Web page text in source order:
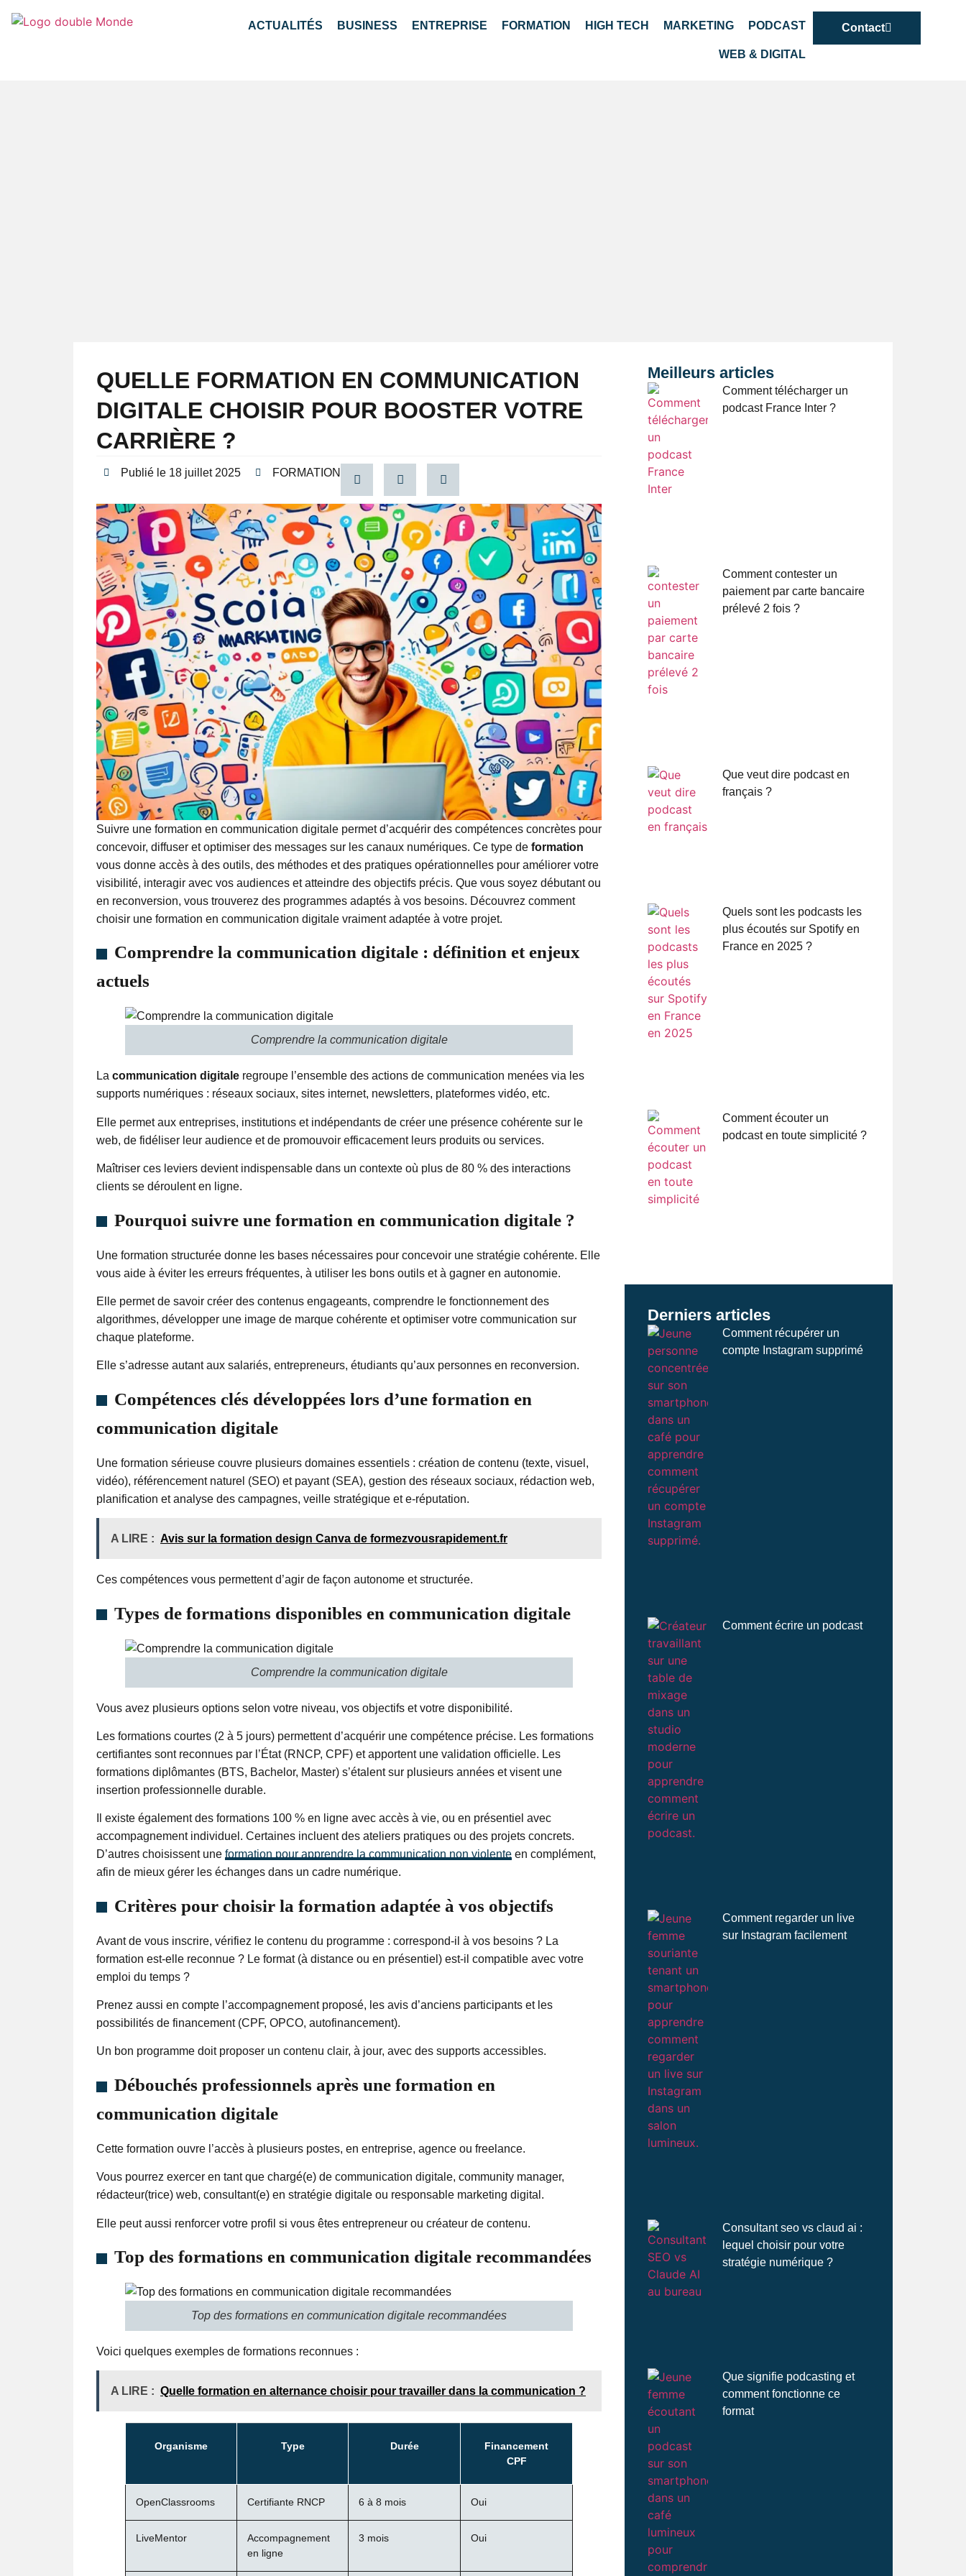
ACTUALITÉS BUSINESS ENTREPRISE FORMATION HIGH TECH MARKETING PODCAST
WEB & DIGITAL
Contact
QUELLE FORMATION EN COMMUNICATION
DIGITALE CHOISIR POUR BOOSTER VOTRE
CARRIÈRE ?
Publié le 18 juillet 2025 FORMATION
Suivre une formation en communication digitale permet d’acquérir des compétences concrètes pour
concevoir, diffuser et optimiser des messages sur les canaux numériques. Ce type de formation
vous donne accès à des outils, des méthodes et des pratiques opérationnelles pour améliorer votre
visibilité, interagir avec vos audiences et atteindre des objectifs précis. Que vous soyez débutant ou
en reconversion, vous trouverez des programmes adaptés à vos besoins. Découvrez comment
choisir une formation en communication digitale vraiment adaptée à votre projet.
Comprendre la communication digitale : définition et enjeux
actuels
Comprendre la communication digitale
La communication digitale regroupe l’ensemble des actions de communication menées via les
supports numériques : réseaux sociaux, sites internet, newsletters, plateformes vidéo, etc.
Elle permet aux entreprises, institutions et indépendants de créer une présence cohérente sur le
web, de fidéliser leur audience et de promouvoir efficacement leurs produits ou services.
Maîtriser ces leviers devient indispensable dans un contexte où plus de 80 % des interactions
clients se déroulent en ligne.
Pourquoi suivre une formation en communication digitale ?
Une formation structurée donne les bases nécessaires pour concevoir une stratégie cohérente. Elle
vous aide à éviter les erreurs fréquentes, à utiliser les bons outils et à gagner en autonomie.
Elle permet de savoir créer des contenus engageants, comprendre le fonctionnement des
algorithmes, développer une image de marque cohérente et optimiser votre communication sur
chaque plateforme.
Elle s’adresse autant aux salariés, entrepreneurs, étudiants qu’aux personnes en reconversion.
Compétences clés développées lors d’une formation en
communication digitale
Une formation sérieuse couvre plusieurs domaines essentiels : création de contenu (texte, visuel,
vidéo), référencement naturel (SEO) et payant (SEA), gestion des réseaux sociaux, rédaction web,
planification et analyse des campagnes, veille stratégique et e-réputation.
A LIRE : Avis sur la formation design Canva de formezvousrapidement.fr
Ces compétences vous permettent d’agir de façon autonome et structurée.
Types de formations disponibles en communication digitale
Comprendre la communication digitale
Vous avez plusieurs options selon votre niveau, vos objectifs et votre disponibilité.
Les formations courtes (2 à 5 jours) permettent d’acquérir une compétence précise. Les formations
certifiantes sont reconnues par l’État (RNCP, CPF) et apportent une validation officielle. Les
formations diplômantes (BTS, Bachelor, Master) s’étalent sur plusieurs années et visent une
insertion professionnelle durable.
Il existe également des formations 100 % en ligne avec accès à vie, ou en présentiel avec
accompagnement individuel. Certaines incluent des ateliers pratiques ou des projets concrets.
D’autres choisissent une formation pour apprendre la communication non violente en complément,
afin de mieux gérer les échanges dans un cadre numérique.
Critères pour choisir la formation adaptée à vos objectifs
Avant de vous inscrire, vérifiez le contenu du programme : correspond-il à vos besoins ? La
formation est-elle reconnue ? Le format (à distance ou en présentiel) est-il compatible avec votre
emploi du temps ?
Prenez aussi en compte l’accompagnement proposé, les avis d’anciens participants et les
possibilités de financement (CPF, OPCO, autofinancement).
Un bon programme doit proposer un contenu clair, à jour, avec des supports accessibles.
Débouchés professionnels après une formation en
communication digitale
Cette formation ouvre l’accès à plusieurs postes, en entreprise, agence ou freelance.
Vous pourrez exercer en tant que chargé(e) de communication digitale, community manager,
rédacteur(trice) web, consultant(e) en stratégie digitale ou responsable marketing digital.
Elle peut aussi renforcer votre profil si vous êtes entrepreneur ou créateur de contenu.
Top des formations en communication digitale recommandées
Top des formations en communication digitale recommandées
Voici quelques exemples de formations reconnues :
A LIRE : Quelle formation en alternance choisir pour travailler dans la communication ?
Organisme Type Durée
Financement
CPF
OpenClassrooms Certifiante RNCP 6 à 8 mois Oui
LiveMentor
Accompagnement
en ligne
3 mois Oui
Meilleurs articles
Comment télécharger un
podcast France Inter ?
Comment contester un
paiement par carte bancaire
prélevé 2 fois ?
Que veut dire podcast en
français ?
Quels sont les podcasts les
plus écoutés sur Spotify en
France en 2025 ?
Comment écouter un
podcast en toute simplicité ?
Derniers articles
Comment récupérer un
compte Instagram supprimé
Comment écrire un podcast
Comment regarder un live
sur Instagram facilement
Consultant seo vs claud ai :
lequel choisir pour votre
stratégie numérique ?
Que signifie podcasting et
comment fonctionne ce
format